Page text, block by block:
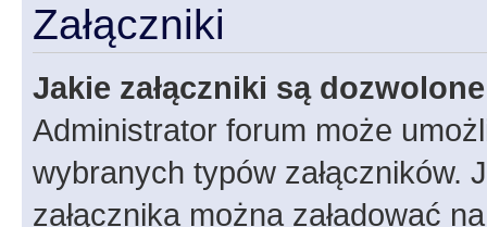
Załączniki
Jakie załączniki są
Administrator forum może
wybranych typów załączników.
załącznika można załadować